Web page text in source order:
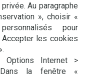
Au paragraphe
», choisir «
pour
Accepter les cookies
Internet >
Dans la fenêtre «